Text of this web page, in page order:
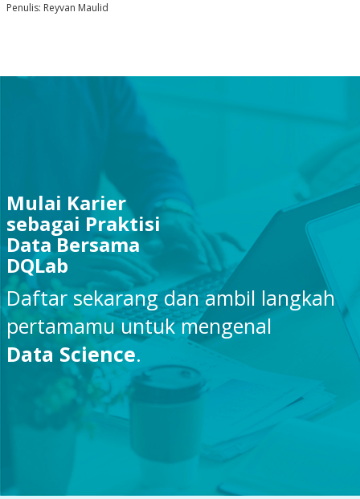
Penulis: Reyvan Maulid
Mulai Karier
sebagai Praktisi
Data Bersama
DQLab
Daftar sekarang dan ambil langkah
pertamamu untuk mengenal
Data Science.